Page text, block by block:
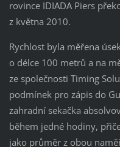
rovince IDIADA Piers
z května 2010.
Rychlost byla měřena
o délce 100 metrů a na
ze společnosti Timing
podmínek pro zápis do
zahradní sekačka
během jedné hodiny,
jako průměr z obou